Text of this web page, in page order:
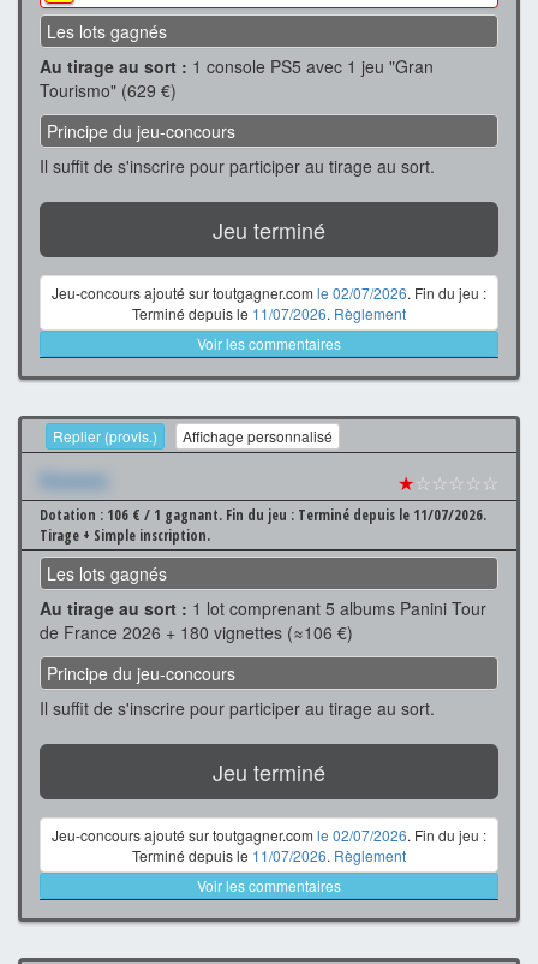
Les lots gagnés
Au tirage au sort : 1 console PS5 avec 1 jeu "Gran
Tourismo" (629 €)
Principe du jeu-concours
Il suffit de s'inscrire pour participer au tirage au sort.
Jeu terminé
Jeu-concours ajouté sur toutgagner.com le 02/07/2026. Fin du jeu :
Terminé depuis le 11/07/2026. Règlement
Voir les commentaires
Replier (provis.) Affichage personnalisé
Xxxxxxx ★☆☆☆☆☆
Dotation : 106 € / 1 gagnant. Fin du jeu : Terminé depuis le 11/07/2026.
Tirage + Simple inscription.
Les lots gagnés
Au tirage au sort : 1 lot comprenant 5 albums Panini Tour
de France 2026 + 180 vignettes (≈106 €)
Principe du jeu-concours
Il suffit de s'inscrire pour participer au tirage au sort.
Jeu terminé
Jeu-concours ajouté sur toutgagner.com le 02/07/2026. Fin du jeu :
Terminé depuis le 11/07/2026. Règlement
Voir les commentaires